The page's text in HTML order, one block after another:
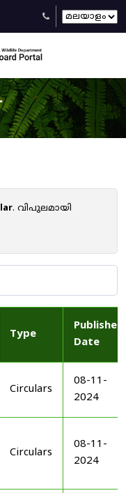
. വിപുലമായി
Type
Published
Date
Circulars
08-11-
2024
Circulars
08-11-
2024